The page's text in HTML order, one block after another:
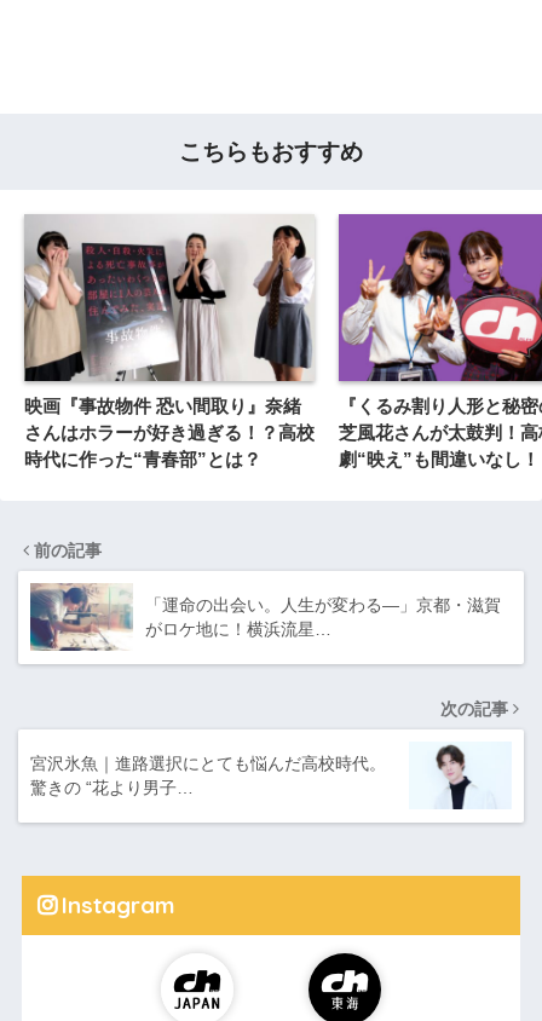
こちらもおすすめ
映画『事故物件 恐い間取り』奈緒
さんはホラーが好き過ぎる！？高校
時代に作った“青春部”とは？
『くるみ割り人形と秘
芝風花さんが太鼓判！
劇“映え”も間違いなし！
前の記事
「運命の出会い。人生が変わる―」京都・滋賀
がロケ地に！横浜流星…
次の記事
宮沢氷魚｜進路選択にとても悩んだ高校時代。
驚きの “花より男子…
Instagram